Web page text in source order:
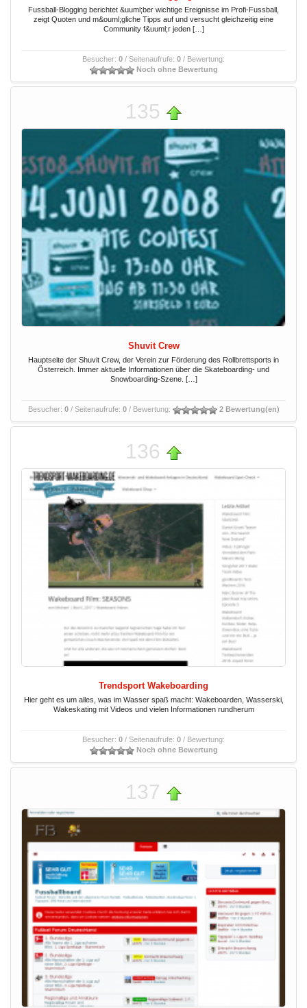
Fussball-Blogging berichtet &uuml;ber wichtige Ereignisse im Profi-Fussball,
zeigt Quoten und m&ouml;gliche Tipps auf und versucht gleichzeitig eine
Community f&uuml;r jeden […]
Besucher: 0 / Seitenaufrufe: 0 / Bewertung:
Noch ohne Bewertung
135
Shuvit Crew
Hauptseite der Shuvit Crew, der Verein zur Förderung des Rollbrettsports in
Österreich. Immer aktuelle Informationen über die Skateboarding- und
Snowboarding-Szene. […]
Besucher: 0/ Seitenaufrufe: 0/ Bewertung: 2 Bewertung(en)
136
Trendsport Wakeboarding
Hier geht es um alles, was im Wasser spaß macht: Wakeboarden, Wasserski,
Wakeskating mit Videos und vielen Informationen rundherum
Besucher: 0 / Seitenaufrufe: 0 / Bewertung:
Noch ohne Bewertung
137